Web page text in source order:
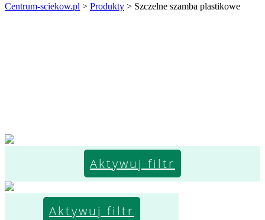
Centrum-sciekow.pl > Produkty > Szczelne szamba plastikowe
Aktywuj filtr
Aktywuj filtr